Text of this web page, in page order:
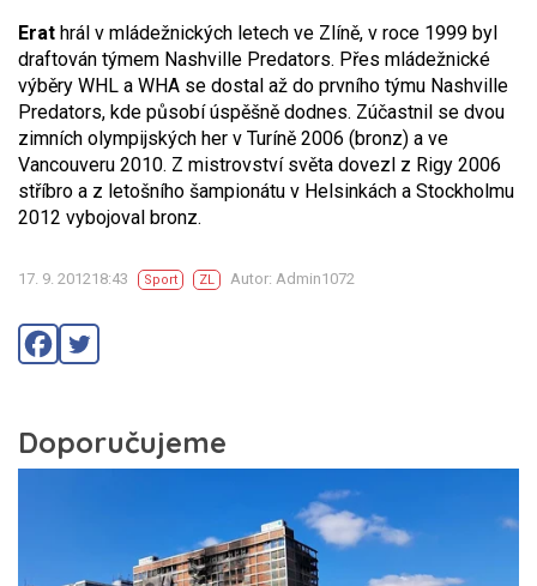
Erat hrál v mládežnických letech ve Zlíně, v roce 1999 byl
draftován týmem Nashville Predators. Přes mládežnické
výběry WHL a WHA se dostal až do prvního týmu Nashville
Predators, kde působí úspěšně dodnes. Zúčastnil se dvou
zimních olympijských her v Turíně 2006 (bronz) a ve
Vancouveru 2010. Z mistrovství světa dovezl z Rigy 2006
stříbro a z letošního šampionátu v Helsinkách a Stockholmu
2012 vybojoval bronz.
17. 9. 201218:43 Sport ZL Autor: Admin1072